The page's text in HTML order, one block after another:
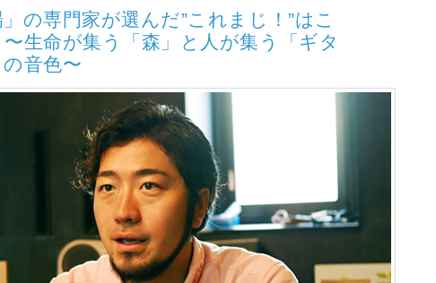
」の専門家が選んだ”これまじ！”はこ
生命が集う「森」と人が集う「ギタ
の音色〜